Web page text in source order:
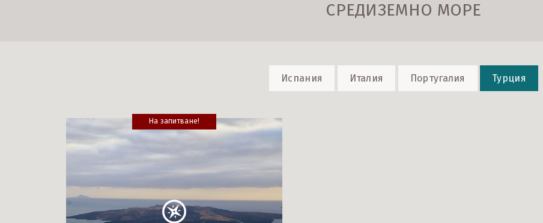
СРЕДИЗЕМНО МОРЕ
Испания Италия Португалия Турция
На запитване!